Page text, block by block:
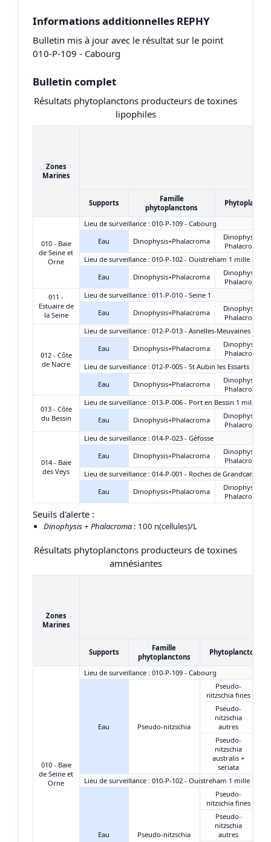
Informations additionnelles REPHY
Bulletin mis à jour avec le résultat sur le point
010-P-109 - Cabourg
Bulletin complet
Résultats phytoplanctons producteurs de toxines
lipophiles
Zones
Marines
Supports
Famille
phytoplanctons
010 - Baie
de Seine et
Orne
Lieu de surveillance : 010-P-109 - Cabourg
Eau
Dinophysis+Phalacroma
Dinophysis +
Phalacroma
Lieu de surveillance : 010-P-102 - Ouistreham 1 mille
Eau
Dinophysis+Phalacroma
Dinophysis +
Phalacroma
011 -
Estuaire de
la Seine
Lieu de surveillance : 011-P-010 - Seine 1
Eau
Dinophysis+Phalacroma
Dinophysis +
Phalacroma
012 - Côte
de Nacre
Lieu de surveillance : 012-P-013 - Asnelles-Meuvaines
Eau
Dinophysis+Phalacroma
Dinophysis +
Phalacroma
Lieu de surveillance : 012-P-005 - St Aubin les Essarts
Eau
Dinophysis+Phalacroma
Dinophysis +
Phalacroma
013 - Côte
du Bessin
Lieu de surveillance : 013-P-006 - Port en Bessin 1 mille
Eau
Dinophysis+Phalacroma
Dinophysis +
Phalacroma
014 - Baie
des Veys
Lieu de surveillance : 014-P-023 - Géfosse
Eau
Dinophysis+Phalacroma
Dinophysis +
Phalacroma
Lieu de surveillance : 014-P-001 - Roches de Grandcamp
Eau
Dinophysis+Phalacroma
Dinophysis +
Phalacroma
Seuils d'alerte :
Dinophysis + Phalacroma : 100 n(cellules)/L
Résultats phytoplanctons producteurs de toxines
amnésiantes
Zones
Marines
Supports
Famille
phytoplanctons
Phytoplanctons
010 - Baie
de Seine et
Orne
Lieu de surveillance : 010-P-109 - Cabourg
Eau Pseudo-nitzschia
Pseudo-
nitzschia fines
Pseudo-
nitzschia
autres
Pseudo-
nitzschia
australis +
seriata
Lieu de surveillance : 010-P-102 - Ouistreham 1 mille
Eau Pseudo-nitzschia
Pseudo-
nitzschia fines
Pseudo-
nitzschia
autres